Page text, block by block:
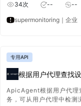
性、内容、加载速度、流
识别并报告问题，保障网
的良好体验。
34次 -- --
supermonitoring ｜企业
专用API
ApicAgent根据用户代理
务，可从用户代理中检测